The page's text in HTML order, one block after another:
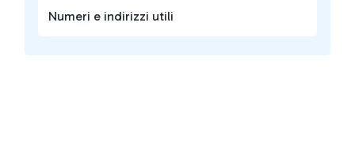
Numeri e indirizzi utili